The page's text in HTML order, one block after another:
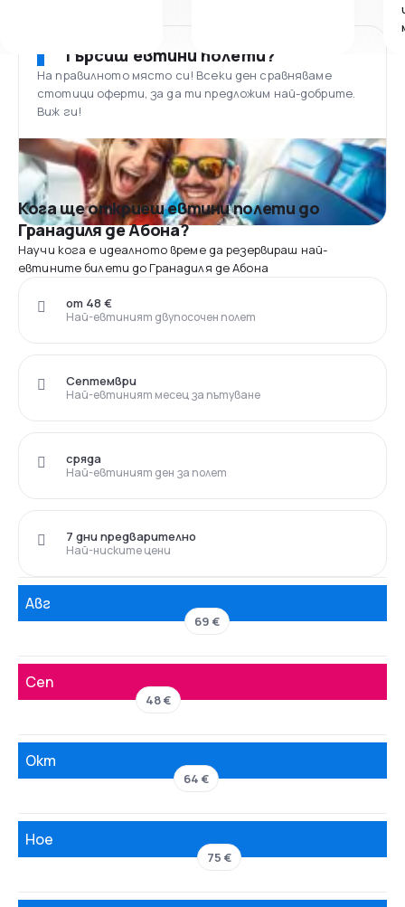
Търсиш евтини полети?
На правилното място си! Всеки ден сравняваме
стотици оферти, за да ти предложим най-добрите.
Виж ги!
Кога ще откриеш евтини полети до
Гранадиля де Абона?
Научи кога е идеалното време да резервираш най-
евтините билети до Гранадиля де Абона
Най-евтиният двупосочен полет
от 48 €
Най-евтиният месец за пътуване
Септември
Най-евтиният ден за полет
сряда
Най-ниските цени
7 дни предварително
Авг
69 €
Сеп
48 €
Окт
64 €
Ное
75 €